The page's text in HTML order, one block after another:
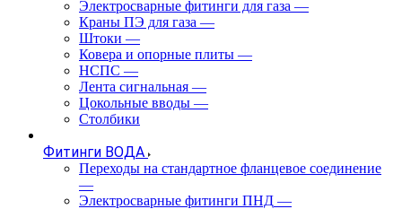
Электросварные фитинги для газа —
Краны ПЭ для газа —
Штоки —
Ковера и опорные плиты —
НСПС —
Лента сигнальная —
Цокольные вводы —
Столбики
Фитинги ВОДА
Переходы на стандартное фланцевое соединение
—
Электросварные фитинги ПНД —